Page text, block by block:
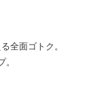
全面ゴトク。